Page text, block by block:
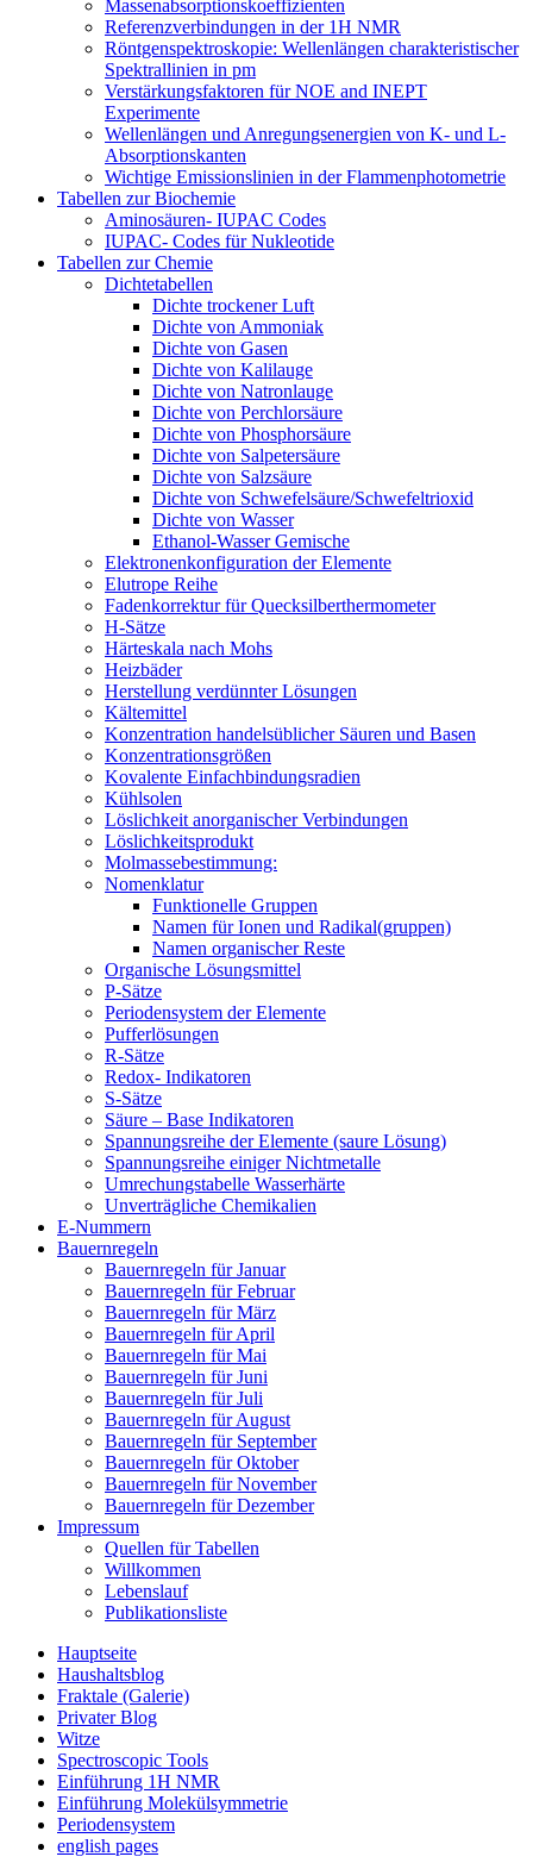
Massenabsorptionskoeffizienten
Referenzverbindungen in der 1H NMR
Röntgenspektroskopie: Wellenlängen charakteristischer
Spektrallinien in pm
Verstärkungsfaktoren für NOE and INEPT
Experimente
Wellenlängen und Anregungsenergien von K- und L-
Absorptionskanten
Wichtige Emissionslinien in der Flammenphotometrie
Tabellen zur Biochemie
Aminosäuren- IUPAC Codes
IUPAC- Codes für Nukleotide
Tabellen zur Chemie
Dichtetabellen
Dichte trockener Luft
Dichte von Ammoniak
Dichte von Gasen
Dichte von Kalilauge
Dichte von Natronlauge
Dichte von Perchlorsäure
Dichte von Phosphorsäure
Dichte von Salpetersäure
Dichte von Salzsäure
Dichte von Schwefelsäure/Schwefeltrioxid
Dichte von Wasser
Ethanol-Wasser Gemische
Elektronenkonfiguration der Elemente
Elutrope Reihe
Fadenkorrektur für Quecksilberthermometer
H-Sätze
Härteskala nach Mohs
Heizbäder
Herstellung verdünnter Lösungen
Kältemittel
Konzentration handelsüblicher Säuren und Basen
Konzentrationsgrößen
Kovalente Einfachbindungsradien
Kühlsolen
Löslichkeit anorganischer Verbindungen
Löslichkeitsprodukt
Molmassebestimmung:
Nomenklatur
Funktionelle Gruppen
Namen für Ionen und Radikal(gruppen)
Namen organischer Reste
Organische Lösungsmittel
P-Sätze
Periodensystem der Elemente
Pufferlösungen
R-Sätze
Redox- Indikatoren
S-Sätze
Säure – Base Indikatoren
Spannungsreihe der Elemente (saure Lösung)
Spannungsreihe einiger Nichtmetalle
Umrechungstabelle Wasserhärte
Unverträgliche Chemikalien
E-Nummern
Bauernregeln
Bauernregeln für Januar
Bauernregeln für Februar
Bauernregeln für März
Bauernregeln für April
Bauernregeln für Mai
Bauernregeln für Juni
Bauernregeln für Juli
Bauernregeln für August
Bauernregeln für September
Bauernregeln für Oktober
Bauernregeln für November
Bauernregeln für Dezember
Impressum
Quellen für Tabellen
Willkommen
Lebenslauf
Publikationsliste
Hauptseite
Haushaltsblog
Fraktale (Galerie)
Privater Blog
Witze
Spectroscopic Tools
Einführung 1H NMR
Einführung Molekülsymmetrie
Periodensystem
english pages